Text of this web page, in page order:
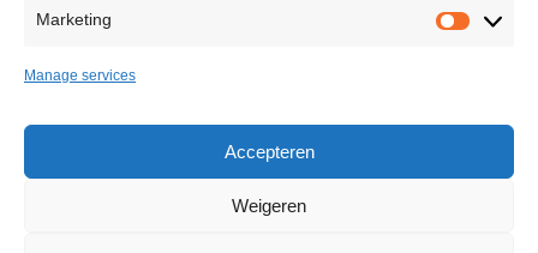
Marketing
Manage services
Accepteren
Weigeren
+31(0)172 75 45 85